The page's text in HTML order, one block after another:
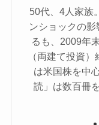
50代、4人家族
ンショックの
るも、2009年
（両建て投資
は米国株を中
読」は数百冊